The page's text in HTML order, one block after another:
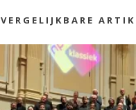
VERGELIJKBARE